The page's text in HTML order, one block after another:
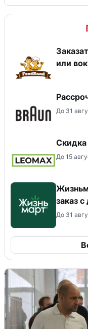
или
До 31
Скидка
До 15
заказ
До 31